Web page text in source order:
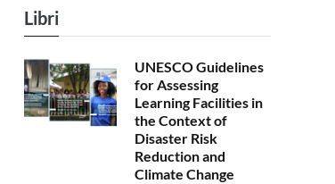
Libri
UNESCO Guidelines
for Assessing
Learning Facilities in
the Context of
Disaster Risk
Reduction and
Climate Change